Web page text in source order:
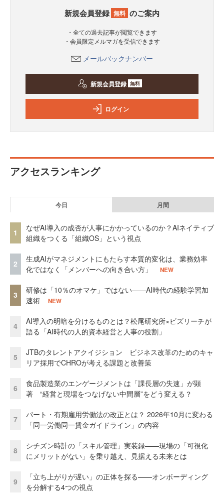
新規会員登録 無料 のご案内
・全ての過去記事が閲覧できます
・会員限定メルマガを受信できます
メールバックナンバー
新規会員登録 無料
ログイン
アクセスランキング
今日 月間
1
なぜAI導入の成否が人事にかかっているのか？AIネイティブ
組織をつくる「組織OS」という視点
2
生成AIがマネジメントにもたらす本質的変化は、業務効率
化ではなく「メンバーへの向き合い方」
NEW
3
研修は「10％のオマケ」ではない——AI時代の経験学習加
速術
NEW
4
AI導入の明暗を分けるものとは？松尾研究所×ビズリーチが
語る「AI時代の人的資本経営と人事の役割」
5
JTBのタレントアクイジション ビジネス改革のためのキャ
リア採用でCHROが考える課題と改善策
6
食品製造業のエンゲージメントは「課長層の失速」が顕
著 “経営と現場をつなげない中間層”をどう変える？
7
パート・有期雇用労働法の改正とは？ 2026年10月に変わる
「同一労働同一賃金ガイドライン」の内容
8
シチズン時計の「スキル管理」実装録——現場の「可視化
にメリットがない」を乗り越え、見据える未来とは
9
「立ち上がりが遅い」の正体を探る——オンボーディング
を分解する4つの視点